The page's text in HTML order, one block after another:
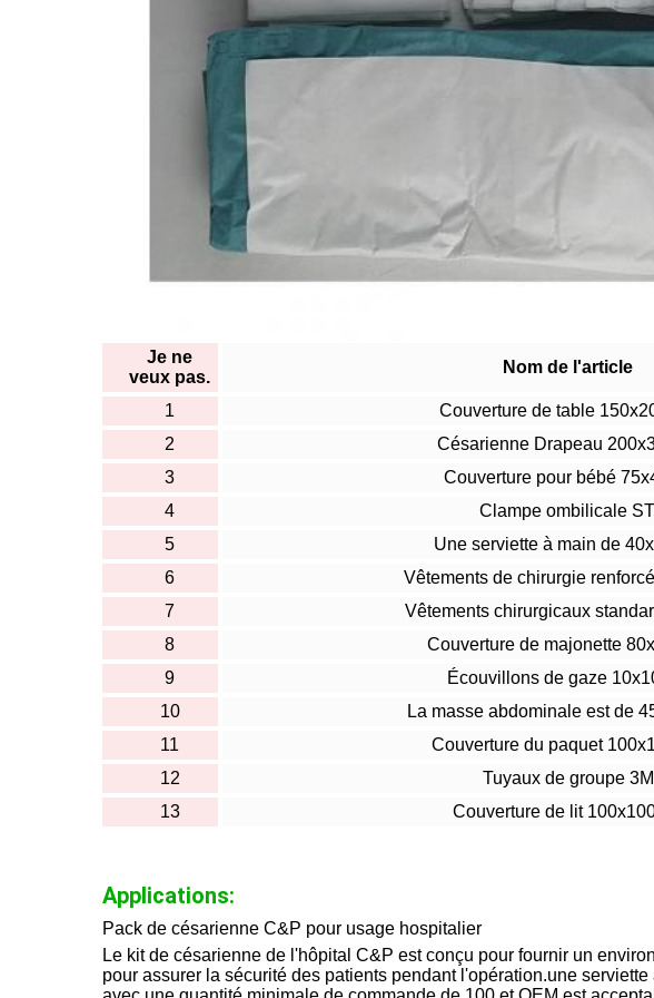
Je ne
veux pas.
Nom de l'article
1
Couverture de table
2
Césarienne Drapeau
3
Couverture pour bébé
4
Clampe ombilicale
5
Une serviette à main de
6
Vêtements de chirurgie
7
Vêtements chirurgicaux
8
Couverture de majonette
9
Écouvillons de gaze
10
La masse abdominale est de
11
Couverture du paquet
12
Tuyaux de groupe 3M
13
Couverture de lit
Applications:
Pack de césarienne C&P pour usage hospitalier
Le kit de césarienne de l'hôpital C&P est conçu pour fournir un
pour assurer la sécurité des patients pendant l'opération.une